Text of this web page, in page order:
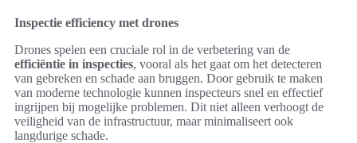
Inspectie efficiency met drones
Drones spelen een cruciale rol in de verbetering van de
efficiëntie in inspecties, vooral als het gaat om het detecteren
van gebreken en schade aan bruggen. Door gebruik te maken
van moderne technologie kunnen inspecteurs snel en effectief
ingrijpen bij mogelijke problemen. Dit niet alleen verhoogt de
veiligheid van de infrastructuur, maar minimaliseert ook
langdurige schade.